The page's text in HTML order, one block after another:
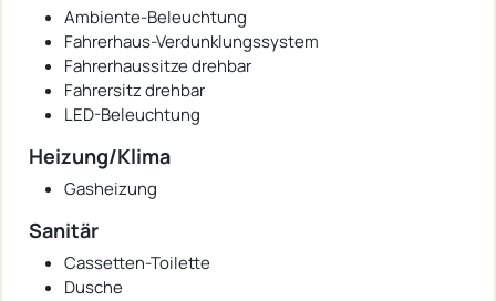
Ambiente-Beleuchtung
Fahrerhaus-Verdunklungssystem
Fahrerhaussitze drehbar
Fahrersitz drehbar
LED-Beleuchtung
Heizung/Klima
Gasheizung
Sanitär
Cassetten-Toilette
Dusche